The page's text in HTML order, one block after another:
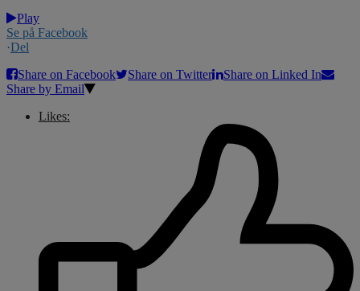
Play
Se på Facebook
·Del
Share on Facebook
Share on Twitter
Share on Linked In
Share by Email
Likes: